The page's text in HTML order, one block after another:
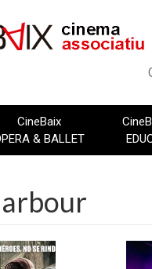
CineBaix
& BALLET